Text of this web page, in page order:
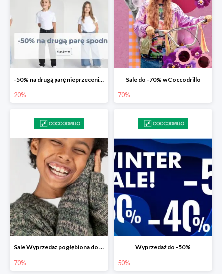
-50% na drugą parę nieprzecenionych spodni
20%
Sale do -70% w Coccodrillo
70%
Sale Wyprzedaż pogłębiona do -70%
70%
Wyprzedaż do -50%
50%